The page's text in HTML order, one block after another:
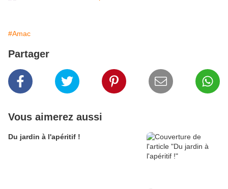
#Amac
Partager
Vous aimerez aussi
Du jardin à l'apéritif !